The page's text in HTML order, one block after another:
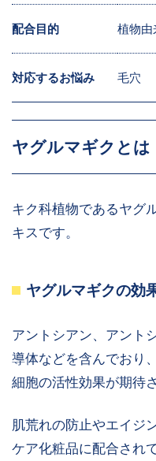
配合目的 植物由
対応するお悩み 毛穴
ヤグルマギクとは
キク科植物であるヤグ
キスです。
ヤグルマギクの効
アントシアン、アント
導体などを含んでおり
細胞の活性効果が期待
肌荒れの防止やエイジ
ケア化粧品に配合され